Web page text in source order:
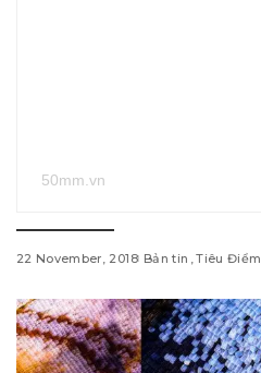
50mm.vn
22 November, 2018 Bản tin Tiêu Điểm